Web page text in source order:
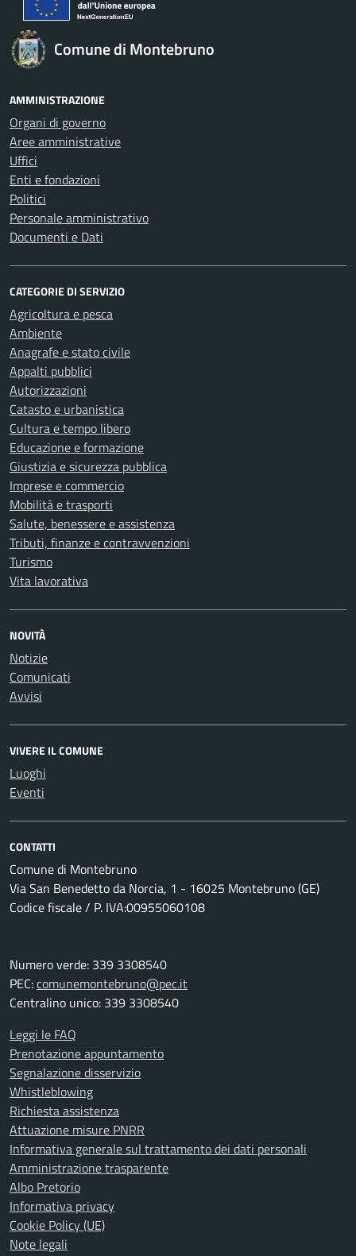
Comune di Montebruno
AMMINISTRAZIONE
Organi di governo
Aree amministrative
Uffici
Enti e fondazioni
Politici
Personale amministrativo
Documenti e Dati
CATEGORIE DI SERVIZIO
Agricoltura e pesca
Ambiente
Anagrafe e stato civile
Appalti pubblici
Autorizzazioni
Catasto e urbanistica
Cultura e tempo libero
Educazione e formazione
Giustizia e sicurezza pubblica
Imprese e commercio
Mobilità e trasporti
Salute, benessere e assistenza
Tributi, finanze e contravvenzioni
Turismo
Vita lavorativa
NOVITÀ
Notizie
Comunicati
Avvisi
VIVERE IL COMUNE
Luoghi
Eventi
CONTATTI
Comune di Montebruno
Via San Benedetto da Norcia, 1 - 16025 Montebruno (GE)
Codice fiscale / P. IVA:00955060108
Numero verde: 339 3308540
PEC:comunemontebruno@pec.it
Centralino unico: 339 3308540
Leggi le FAQ
Prenotazione appuntamento
Segnalazione disservizio
Whistleblowing
Richiesta assistenza
Attuazione misure PNRR
Informativa generale sul trattamento dei dati personali
Amministrazione trasparente
Albo Pretorio
Informativa privacy
Cookie Policy (UE)
Note legali